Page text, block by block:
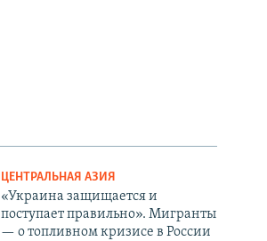
ЦЕНТРАЛЬНАЯ АЗИЯ
«Украина защищается и
поступает правильно». Мигранты
— о топливном кризисе в России